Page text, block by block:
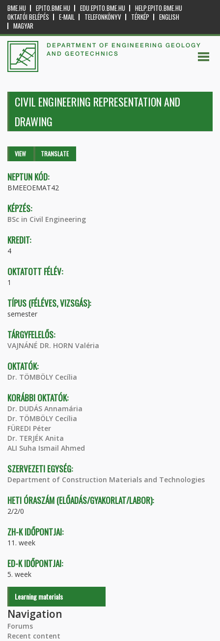
BME.HU EPITO.BME.HU EDU.EPITO.BME.HU
HELP.EPITO.BME.HU
OKTATÓI BELÉPÉS
E-MAIL TELEFONKÖNYV TÉRKÉP
ENGLISH
MAGYAR
DEPARTMENT OF ENGINEERING GEOLOGY
AND GEOTECHNICS
CIVIL ENGINEERING REPRESENTATION AND
DRAWING
Primary tabs
VIEW (ACTIVETRANSLATE
NEPTUN KÓD:
BMEEOEMAT42
KÉPZÉS:
BSc in Civil Engineering
KREDIT:
4
OKTATOTT FÉLÉV:
1
TÍPUS (FÉLÉVES, VIZSGÁS):
semester
TÁRGYFELELŐS:
VAJNÁNÉ DR. HORN Valéria
OKTATÓK:
Dr. TÖMBÖLY Cecília
KORÁBBI OKTATÓK:
Dr. DUDÁS Annamária
Dr. TÖMBÖLY Cecília
FÜREDI Péter
Dr. TERJÉK Anita
ALI Suha Ismail Ahmed
SZERVEZETI EGYSÉG:
Department of Construction Materials and Technologies
HETI ÓRASZÁM (ELŐADÁS/GYAKORLAT/LABOR):
2/2/0
ZH-K IDŐPONTJAI:
11. week
ED-K IDŐPONTJAI:
5. week
Learning materials
Navigation
Forums
Recent content